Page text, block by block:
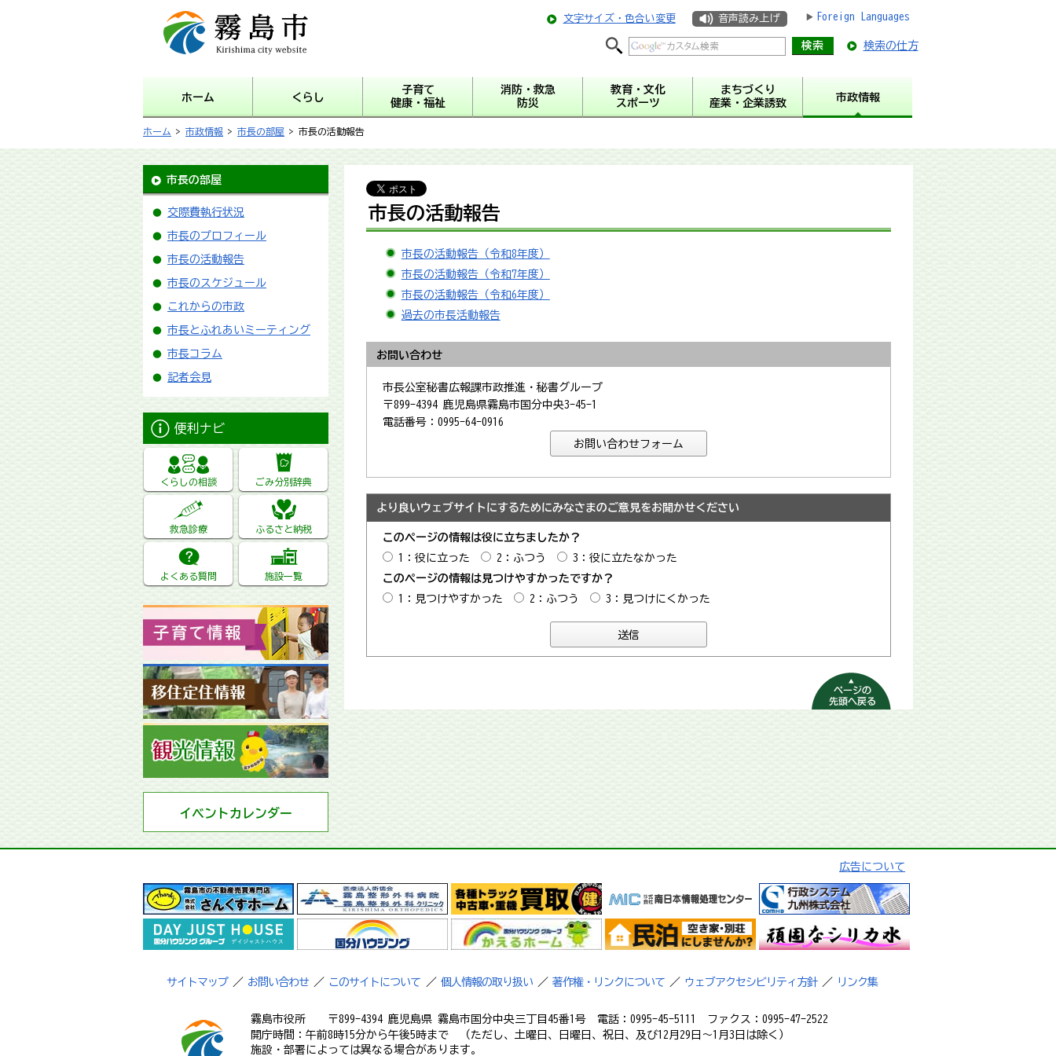
霧島市 Kirishima city
website
文字サイズ・色合い変更 音声読み上げ Foreign Languages
検索の仕方
ホーム くらし
子育て
健康・福祉
消防・救急
防災
教育・文化
スポーツ
まちづくり
産業・企業誘致
市政情報
ホーム > 市政情報 > 市長の部屋 > 市長の活動報告
市長の部屋
交際費執行状況
市長のプロフィール
市長の活動報告
市長のスケジュール
これからの市政
市長とふれあいミーティング
市長コラム
記者会見
便利ナビ
くらしの相談 ごみ分別辞典
救急診療 ふるさと納税
よくある質問 施設一覧
イベントカレンダー
市長の活動報告
市長の活動報告（令和8年度）
市長の活動報告（令和7年度）
市長の活動報告（令和6年度）
過去の市長活動報告
お問い合わせ
市長公室秘書広報課市政推進・秘書グループ
〒899-4394 鹿児島県霧島市国分中央3-45-1
電話番号：0995-64-0916
より良いウェブサイトにするためにみなさまのご意見をお聞かせください
このページの情報は役に立ちましたか？
1：役に立った
2：ふつう
3：役に立たなかった
このページの情報は見つけやすかったですか？
1：見つけやすかった
2：ふつう 3：見つけにくかった
ページの先頭へ
戻る
広告について
サイトマップ ／ お問い合わせ ／ このサイトについて ／ 個人情報の取り扱い ／ 著作権・リンクについて ／ ウェブアクセシビリティ方針 ／ リンク集
霧島市役所
〒899-4394 鹿児島県 霧島市国分中央三丁目45番1号 電話：0995-45-5111 ファクス：0995-47-2522
開庁時間：午前8時15分から午後5時まで （ただし、土曜日、日曜日、祝日、及び12月29日～1月3日は除く）
施設・部署によっては異なる場合があります。